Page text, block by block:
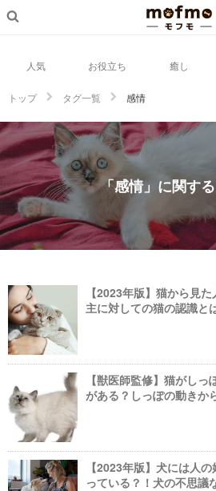
人気 お役立ち 癒し
トップ タグ一覧 感情
「感情」に関す
【2023年版】猫から見
主に対しての猫の認識と
【獣医師監修】猫がし
がある？しっぽの動きか
【2023年版】犬には人
っている？！犬の不思議